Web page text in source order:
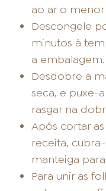
ao ar o
Descongele
minutos à
a embalagem.
Desdobre a
seca, e puxe-
rasgar na
Após cortar
receita,
manteiga
Para unir as